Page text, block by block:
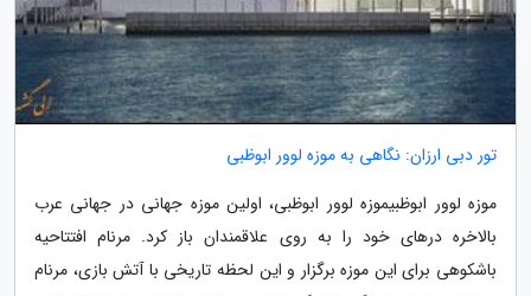
تور دبی ارزان: نگاهی به موزه لوور ابوظبی
موزه لوور ابوظبیموزه لوور ابوظبی، اولین موزه جهانی در جهانی عرب
بالاخره درهای خود را به روی علاقمندان باز کرد. مرنام افتتاحیه
باشکوهی برای این موزه برگزار و این لحظه تاریخی با آتش بازی، مرنام